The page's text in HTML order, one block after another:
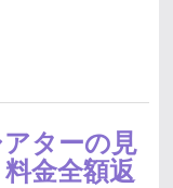
ターの見
金全額返